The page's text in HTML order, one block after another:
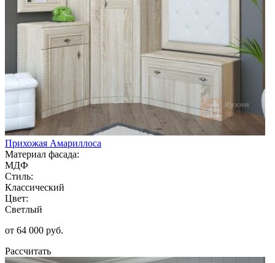
Прихожая Амариллоса
Материал фасада:
МДФ
Стиль:
Классический
Цвет:
Светлый
от 64 000 руб.
Рассчитать